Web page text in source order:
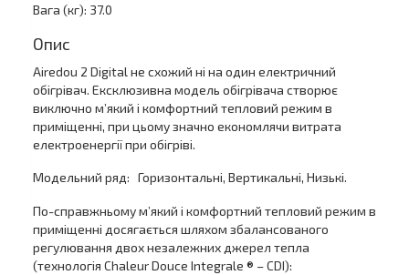
Вага (кг): 37.0
Опис
Airedou 2 Digital не схожий ні на один електричний
обігрівач. Ексклюзивна модель обігрівача створює
виключно м’який і комфортний тепловий режим в
приміщенні, при цьому значно економлячи витрата
електроенергії при обігріві.
Модельний ряд: Горизонтальні, Вертикальні, Низькі.
По-справжньому м’який і комфортний тепловий режим в
приміщенні досягається шляхом збалансованого
регулювання двох незалежних джерел тепла
(технологія Chaleur Douce Integrale ® – CDI):